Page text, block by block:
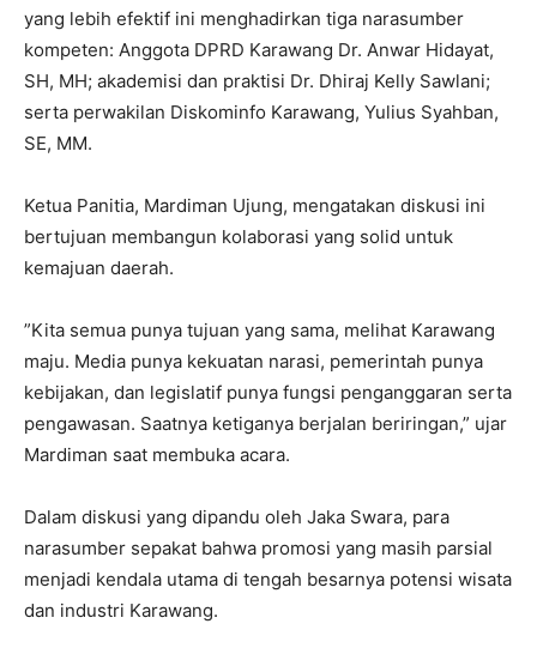
yang lebih efektif ini menghadirkan tiga narasumber
kompeten: Anggota DPRD Karawang Dr. Anwar Hidayat,
SH, MH; akademisi dan praktisi Dr. Dhiraj Kelly Sawlani;
serta perwakilan Diskominfo Karawang, Yulius Syahban,
SE, MM.
​Ketua Panitia, Mardiman Ujung, mengatakan diskusi ini
bertujuan membangun kolaborasi yang solid untuk
kemajuan daerah.
​”Kita semua punya tujuan yang sama, melihat Karawang
maju. Media punya kekuatan narasi, pemerintah punya
kebijakan, dan legislatif punya fungsi penganggaran serta
pengawasan. Saatnya ketiganya berjalan beriringan,” ujar
Mardiman saat membuka acara.
​Dalam diskusi yang dipandu oleh Jaka Swara, para
narasumber sepakat bahwa promosi yang masih parsial
menjadi kendala utama di tengah besarnya potensi wisata
dan industri Karawang.